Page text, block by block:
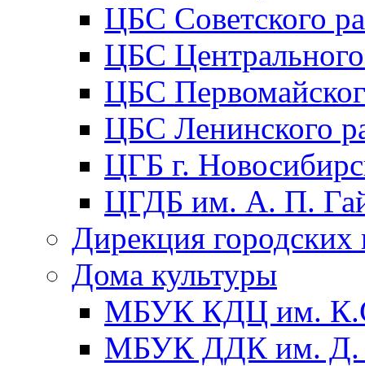
ЦБС Советского
ЦБС
ЦБС
ЦБС Ленинского
ЦГБ г.
ЦГДБ им. А. П.
Дирекция городских
Дома культуры
МБУК КДЦ им.
МБУК ДДК им. Д.